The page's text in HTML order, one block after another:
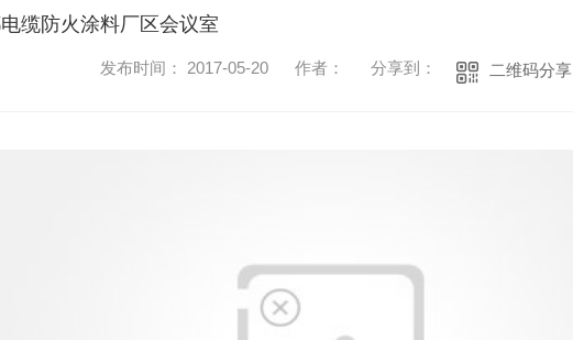
缆防火涂料厂区会议室
发布时间： 2017-05-20 作者： 分享到： 二维码分享